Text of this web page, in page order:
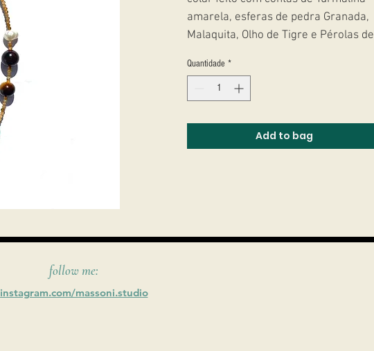
amarela, esferas de pedra Granada,
Malaquita, Olho de Tigre e Pérolas de
Metais banhados a ouro 18k.
Quantidade *
Add to bag
follow me:
instagram.com/massoni.studio